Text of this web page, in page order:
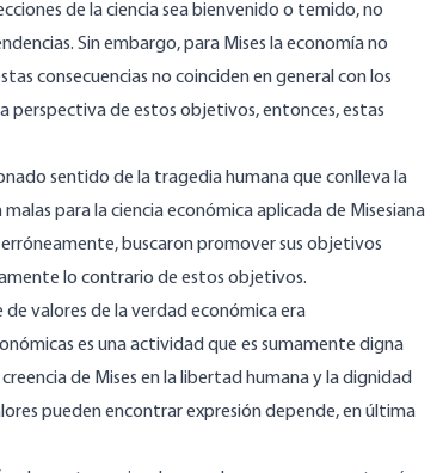
de la ciencia sea bienvenido o temido, no
Sin embargo, para Mises la economía no
consecuencias no coinciden en general con los
perspectiva de estos objetivos, entonces, estas
sentido de la tragedia humana que conlleva la
para la ciencia económica aplicada de Misesiana
buscaron promover sus objetivos
lo contrario de estos objetivos.
valores de la verdad económica era
es una actividad que es sumamente digna
de Mises en la libertad humana y la dignidad
pueden encontrar expresión depende, en última